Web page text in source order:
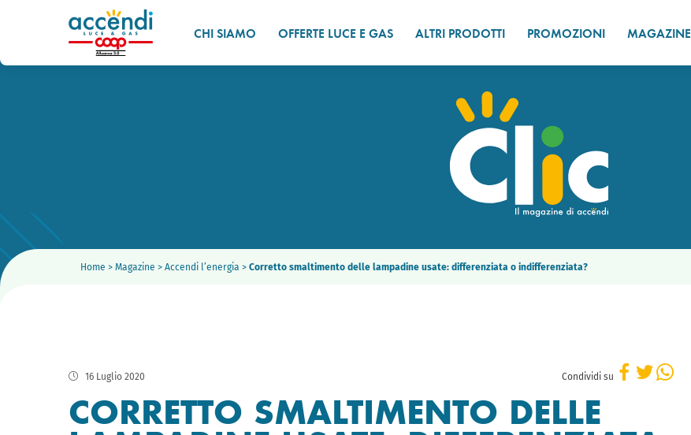
CHI SIAMO OFFERTE LUCE E GAS ALTRI PRODOTTI PROMOZIONI MAGAZINE
Home > Magazine > Accendi l’energia > Corretto smaltimento delle lampadine usate: differenziata o indifferenziata?
16 Luglio 2020 Condividi su
CORRETTO SMALTIMENTO DELLE